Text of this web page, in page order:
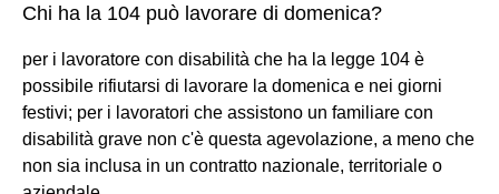
Chi ha la 104 può lavorare di domenica?
per i lavoratore con disabilità che ha la legge 104 è
possibile rifiutarsi di lavorare la domenica e nei giorni
festivi; per i lavoratori che assistono un familiare con
disabilità grave non c'è questa agevolazione, a meno che
non sia inclusa in un contratto nazionale, territoriale o